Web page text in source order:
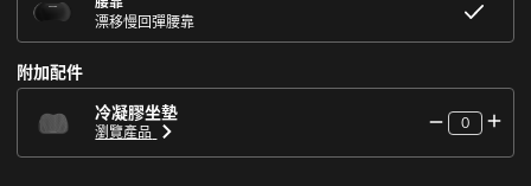
漂移慢回彈腰靠
附加配件
冷凝膠坐墊
瀏覽產品
0